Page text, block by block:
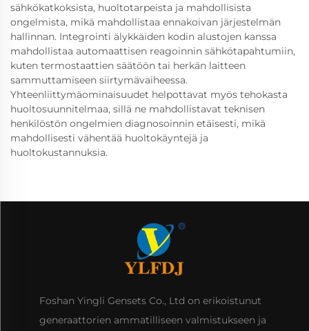
sähkökatkoksista, huoltotarpeista ja mahdollisista
ongelmista, mikä mahdollistaa ennakoivan järjestelmän
hallinnan. Integrointi älykkäiden kodin alustojen kanssa
mahdollistaa automaattisen reagoinnin sähkötapahtumiin,
kuten termostaattien säätöön tai herkän laitteen
sammuttamiseen siirtymävaiheessa.
Yhteenliittymäominaisuudet helpottavat myös tehokasta
huoltosuunnitelmaa, sillä ne mahdollistavat teknisen
henkilöstön ongelmien diagnosoinnin etäisesti, mikä
mahdollisesti vähentää huoltokäyntejä ja
huoltokustannuksia.
Foshan Yingli Gensets Co., Ltd on erikoistunut
generaattorien ammatilliseen valmistukseen ja